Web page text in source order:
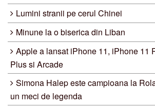
Lumini stranii pe cerul Chinei
Minune la o biserica din Liban
Apple a lansat iPhone 11, iPhone 11
Plus si Arcade
Simona Halep este campioana la
un meci de legenda